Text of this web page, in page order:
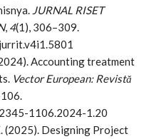
JURNAL RISET
, 4(1), 306–309.
Accounting treatment
Vector European: Revistă
1106.2024-1.20
(2025). Designing Project